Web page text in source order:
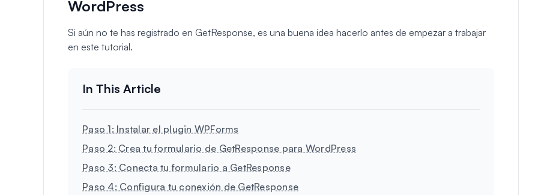
WordPress
Si aún no te has registrado en GetResponse, es una buena idea hacerlo antes de empezar a trabajar
en este tutorial.
Paso 1: Instalar el plugin WPForms
Paso 2: Crea tu formulario de GetResponse para WordPress
Paso 3: Conecta tu formulario a GetResponse
Paso 4: Configura tu conexión de GetResponse